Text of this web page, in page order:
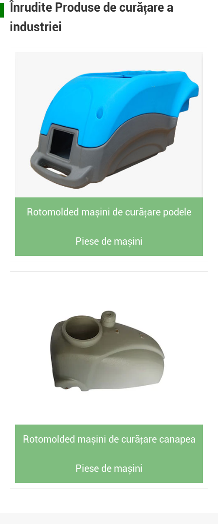
Înrudite Produse de curățare a
industriei
Rotomolded mașini de curățare podele
Piese de mașini
Rotomolded mașini de curățare canapea
Piese de mașini